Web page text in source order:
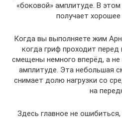
«боковой» амплитуде. В
получает
Когда вы выполняете жим
когда гриф проходит
смещены немного вперёд, а
амплитуде. Эта небольшая
снимает долю нагрузки со
на
Здесь главное не